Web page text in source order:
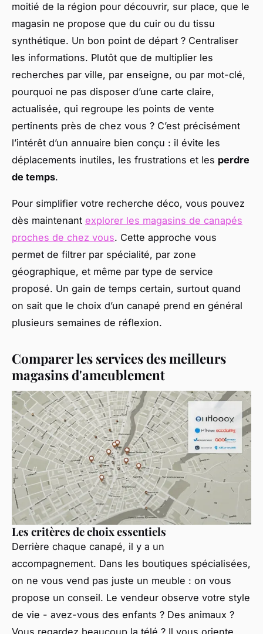
moitié de la région pour découvrir, sur place, que le
magasin ne propose que du cuir ou du tissu
synthétique. Un bon point de départ ? Centraliser
les informations. Plutôt que de multiplier les
recherches par ville, par enseigne, ou par mot-clé,
pourquoi ne pas disposer d’une carte claire,
actualisée, qui regroupe les points de vente
pertinents près de chez vous ? C’est précisément
l’intérêt d’un annuaire bien conçu : il évite les
déplacements inutiles, les frustrations et les perdre
de temps.
Pour simplifier votre recherche déco, vous pouvez
dès maintenant explorer les magasins de canapés
proches de chez vous. Cette approche vous
permet de filtrer par spécialité, par zone
géographique, et même par type de service
proposé. Un gain de temps certain, surtout quand
on sait que le choix d’un canapé prend en général
plusieurs semaines de réflexion.
Comparer les services des meilleurs
magasins d'ameublement
Les critères de choix essentiels
Derrière chaque canapé, il y a un
accompagnement. Dans les boutiques spécialisées,
on ne vous vend pas juste un meuble : on vous
propose un conseil. Le vendeur observe votre style
de vie - avez-vous des enfants ? Des animaux ?